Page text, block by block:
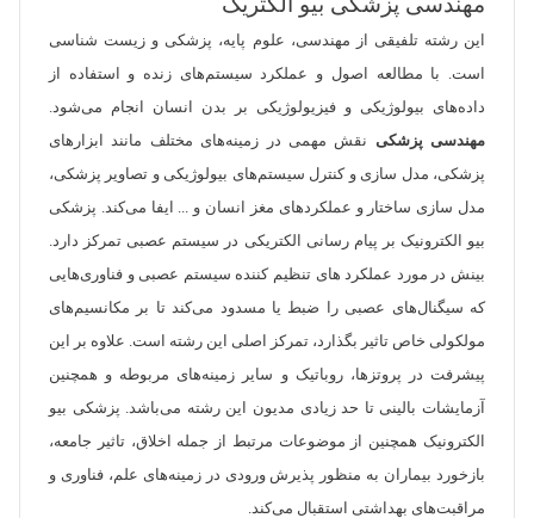
این رشته تلفیقی از مهندسی، علوم پایه، پزشکی و زیست شناسی
است. با مطالعه اصول و عملکرد سیستم‌های زنده و استفاده از
داده‌های بیولوژیکی و فیزیولوژیکی بر بدن انسان انجام می‌شود.
مهندسی پزشکی نقش مهمی در زمینه‌های مختلف مانند ابزارهای
پزشکی، مدل سازی و کنترل سیستم‌های بیولوژیکی و تصاویر پزشکی،
مدل سازی ساختار و عملکردهای مغز انسان و ... ایفا می‌کند. پزشکی
بیو الکترونیک بر پیام رسانی الکتریکی در سیستم عصبی تمرکز دارد.
بینش در مورد عملکرد های تنظیم کننده سیستم عصبی و فناوری‌هایی
که سیگنال‌های عصبی را ضبط یا مسدود می‌کند تا بر مکانسیم‌های
مولکولی خاص تاثیر بگذارد، تمرکز اصلی این رشته است. علاوه بر این
پیشرفت در پروتز‌ها، روباتیک و سایر زمینه‌های مربوطه و همچنین
آزمایشات بالینی تا حد زیادی مدیون این رشته می‌باشد. پزشکی بیو
الکترونیک همچنین از موضوعات مرتبط از جمله اخلاق، تاثیر جامعه،
بازخورد بیماران به منظور پذیرش ورودی در زمینه‌های علم، فناوری و
مراقبت‌های بهداشتی استقبال می‌کند.